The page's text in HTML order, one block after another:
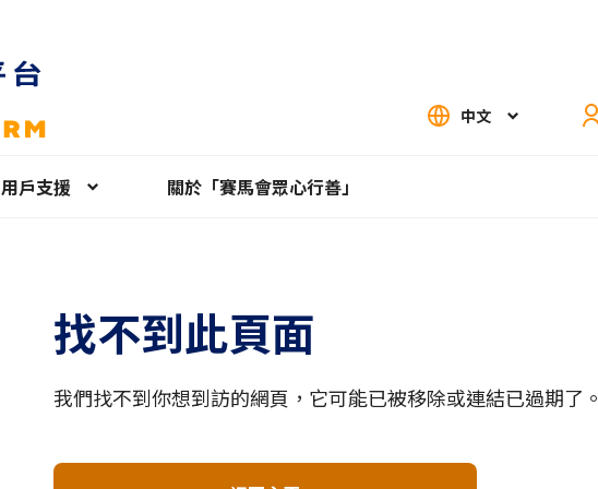
中文
用戶支援 關於「賽馬會眾心行善」
找不到此頁面
我們找不到你想到訪的網頁，它可能已被移除或連結已過期了。